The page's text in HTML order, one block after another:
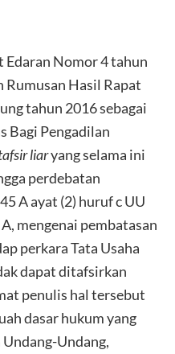
Edaran Nomor 4 tahun
Hasil Rapat
tahun 2016 sebagai
Bagi Pengadilan
liaryang selama ini
perdebatan
A ayat (2) huruf c UU
mengenai pembatasan
perkara Tata Usaha
dapat ditafsirkan
penulis hal tersebut
dasar hukum yang
Undang,